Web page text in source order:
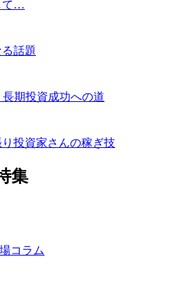
て…
話題
長期投資成功への道
投資家さんの稼ぎ技
集
コラム